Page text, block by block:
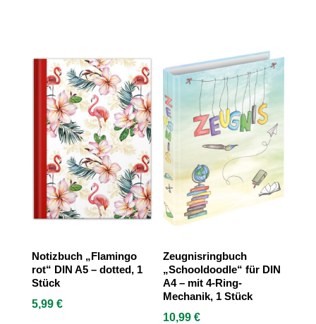
Notizbuch „Flamingo
rot“ DIN A5 – dotted, 1
Stück
5,99 €
Zeugnisringbuch
„Schooldoodle“ für DIN
A4 – mit 4-Ring-
Mechanik, 1 Stück
10,99€